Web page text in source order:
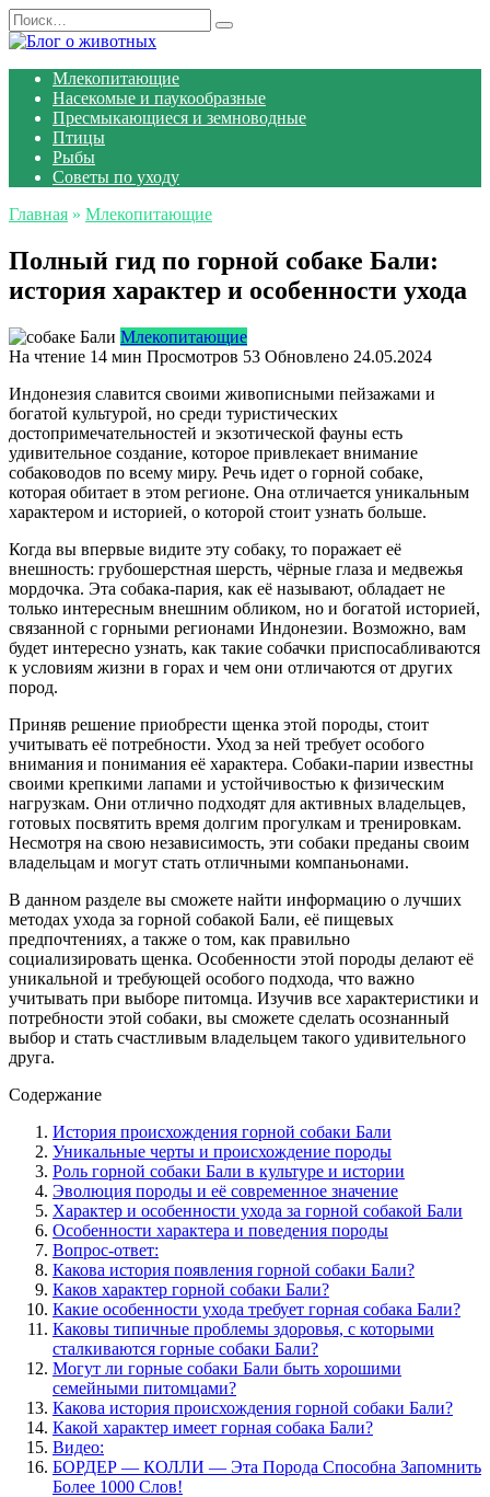
Перейти
к
Search
for:
Млекопитающие
Насекомые и паукообразные
Пресмыкающиеся и земноводные
Птицы
Рыбы
Советы по уходу
Главная » Млекопитающие
Полный гид по горной собаке Бали:
история характер и особенности ухода
Млекопитающие
На чтение 14 мин Просмотров 53 Обновлено 24.05.2024
Индонезия славится своими живописными пейзажами и
богатой культурой, но среди туристических
достопримечательностей и экзотической фауны есть
удивительное создание, которое привлекает внимание
собаководов по всему миру. Речь идет о горной собаке,
которая обитает в этом регионе. Она отличается уникальным
характером и историей, о которой стоит узнать больше.
Когда вы впервые видите эту собаку, то поражает её
внешность: грубошерстная шерсть, чёрные глаза и медвежья
мордочка. Эта собака-пария, как её называют, обладает не
только интересным внешним обликом, но и богатой историей,
связанной с горными регионами Индонезии. Возможно, вам
будет интересно узнать, как такие собачки приспосабливаются
к условиям жизни в горах и чем они отличаются от других
пород.
Приняв решение приобрести щенка этой породы, стоит
учитывать её потребности. Уход за ней требует особого
внимания и понимания её характера. Собаки-парии известны
своими крепкими лапами и устойчивостью к физическим
нагрузкам. Они отлично подходят для активных владельцев,
готовых посвятить время долгим прогулкам и тренировкам.
Несмотря на свою независимость, эти собаки преданы своим
владельцам и могут стать отличными компаньонами.
В данном разделе вы сможете найти информацию о лучших
методах ухода за горной собакой Бали, её пищевых
предпочтениях, а также о том, как правильно
социализировать щенка. Особенности этой породы делают её
уникальной и требующей особого подхода, что важно
учитывать при выборе питомца. Изучив все характеристики и
потребности этой собаки, вы сможете сделать осознанный
выбор и стать счастливым владельцем такого удивительного
друга.
Содержание
История происхождения горной собаки Бали
Уникальные черты и происхождение породы
Роль горной собаки Бали в культуре и истории
Эволюция породы и её современное значение
Характер и особенности ухода за горной собакой Бали
Особенности характера и поведения породы
Вопрос-ответ:
Какова история появления горной собаки Бали?
Каков характер горной собаки Бали?
Какие особенности ухода требует горная собака Бали?
Каковы типичные проблемы здоровья, с которыми
сталкиваются горные собаки Бали?
Могут ли горные собаки Бали быть хорошими
семейными питомцами?
Какова история происхождения горной собаки Бали?
Какой характер имеет горная собака Бали?
Видео:
БОРДЕР — КОЛЛИ — Эта Порода Способна Запомнить
Более 1000 Слов!